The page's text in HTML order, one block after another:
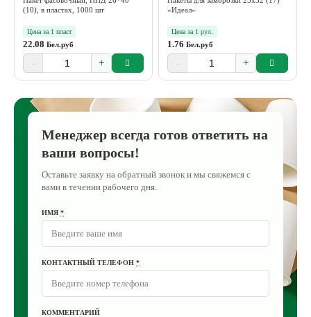
(10), в пластах, 1000 шт
Цена за 1 пласт
22.08 Бел.руб
- +
«Идеал»
Цена за 1 рул.
1.76 Бел.руб
- +
Менеджер всегда готов ответить на
ваши вопросы!
Оставьте заявку на обратный звонок и мы свяжемся с
вами в течении рабочего дня.
ИМЯ *
КОНТАКТНЫЙ ТЕЛЕФОН *
КОММЕНТАРИЙ